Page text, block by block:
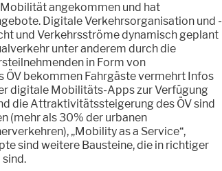
angekommen und hat
Digitale Verkehrsorganisation und -
und Verkehrsströme dynamisch geplant
unter anderem durch die
in Form von
ÖV bekommen Fahrgäste vermehrt Infos
digitale Mobilitäts-Apps zur Verfügung
die Attraktivitätssteigerung des ÖV sind
(mehr als 30% der urbanen
„Mobility as a Service“,
sind weitere Bausteine, die in richtiger